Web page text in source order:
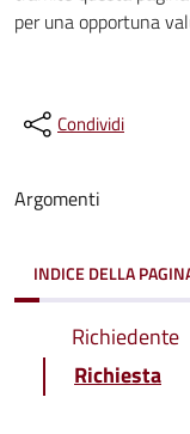
per una opportuna
Condividi
Argomenti
INDICE DELLA
Richiedente
Richiesta